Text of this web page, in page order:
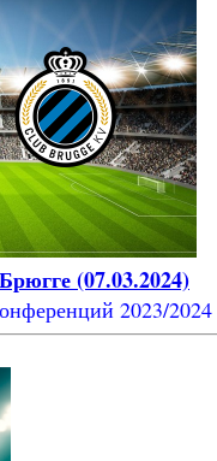
(07.03.2024)
2023/